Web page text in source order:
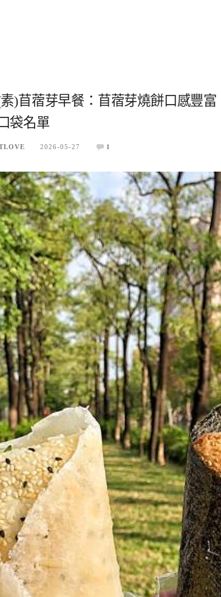
)苜蓿芽早餐：苜蓿芽燒餅口感豐
袋名單
2026-05-27 1